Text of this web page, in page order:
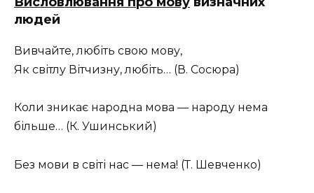
людей
Вивчайте, любіть свою мову,
Як світлу Вітчизну, любіть… (В. Сосюра)
Коли зникає народна мова — народу нема
більше… (К. Ушинський)
Без мови в світі нас — нема! (Т. Шевченко)